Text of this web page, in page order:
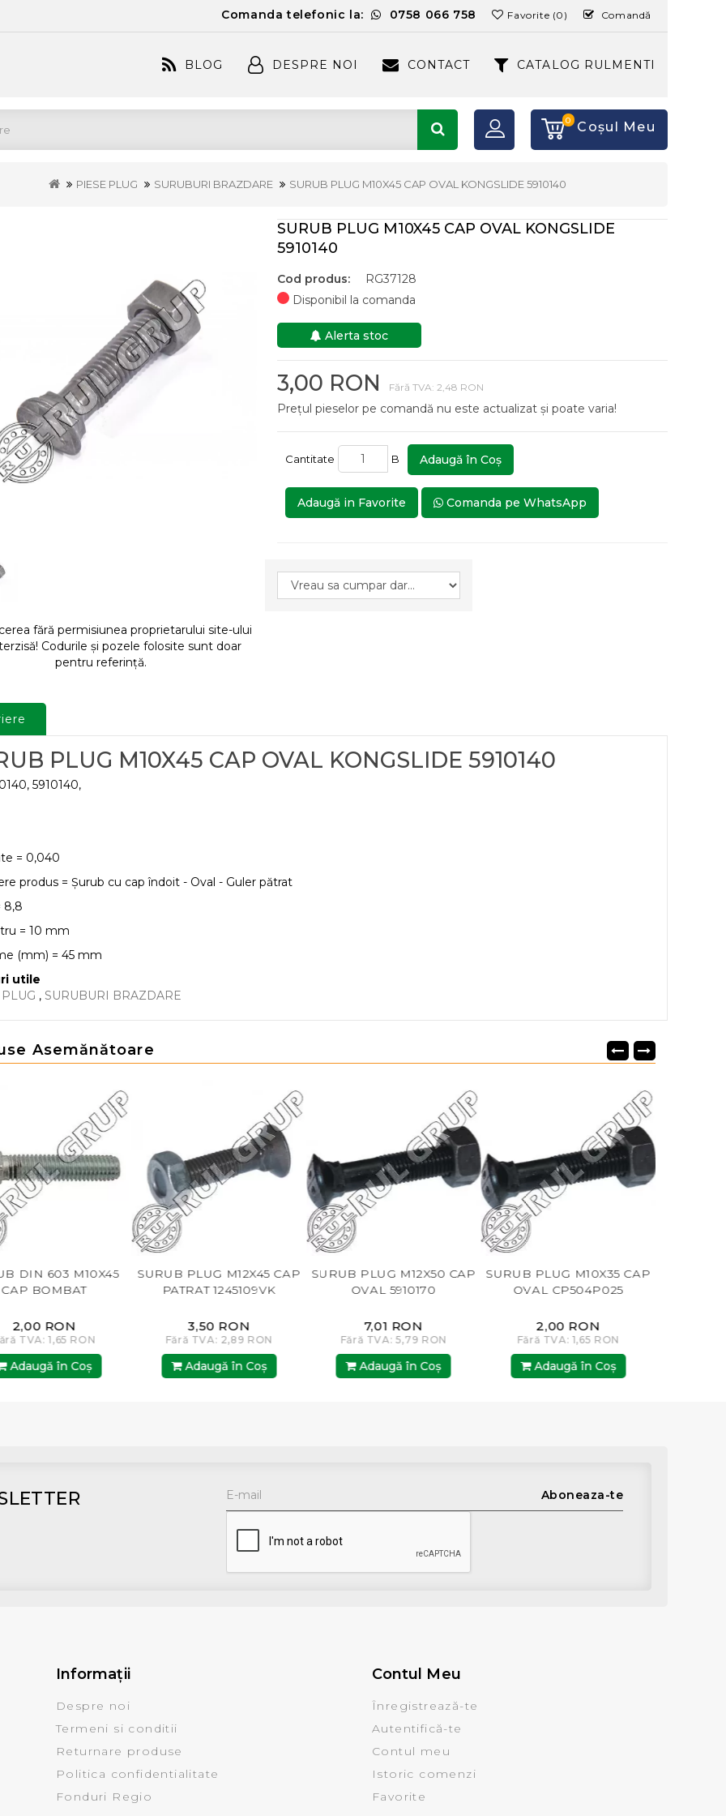
Comanda telefonic la: 0758 066 758 Favorite (0) Comandă
BLOG DESPRE NOI CONTACT CATALOG RULMENTI
0 Coşul Meu
PIESE PLUG SURUBURI BRAZDARE SURUB PLUG M10X45 CAP OVAL KONGSLIDE 5910140
fără permisiunea proprietarului site-ului
Codurile și pozele folosite sunt doar
pentru referință.
SURUB PLUG M10X45 CAP OVAL KONGSLIDE
5910140
Cod produs:
RG37128
Disponibil la comanda
Alerta stoc
3,00 RON Fără TVA: 2,48 RON
Prețul pieselor pe comandă nu este actualizat și poate varia!
Cantitate B Adaugă în Coş
Adaugă in Favorite Comanda pe WhatsApp
PLUG M10X45 CAP OVAL KONGSLIDE 5910140
5910140,
= 0,040
produs = Șurub cu cap îndoit - Oval - Guler pătrat
8,8
= 10 mm
(mm) = 45 mm
utile
, SURUBURI BRAZDARE
Asemănătoare
SURUB PLUG M12X45 CAP
PATRAT 1245109VK
Fără TVA: 2,89 RON
Adaugă în Coş
SURUB PLUG M12X50 CAP
OVAL 5910170
Fără TVA: 5,79 RON
Adaugă în Coş
SURUB PLUG M10X35 CAP
OVAL CP504P025
Fără TVA: 1,65 RON
Adaugă în Coş
SURUB DIN 608
Fără TVA: 1,24 RON
Aboneaza-te
Informaţii
Despre noi
Termeni si conditii
Returnare produse
Politica confidentialitate
Fonduri Regio
Contul Meu
Înregistrează-te
Autentifică-te
Contul meu
Istoric comenzi
Favorite